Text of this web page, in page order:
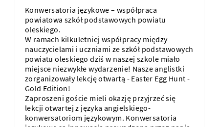
Konwersatoria językowe – współpraca
powiatowa szkół podstawowych powiatu
oleskiego.
W ramach kilkuletniej współpracy między
nauczycielami i uczniami ze szkół podstawowych
powiatu oleskiego dziś w naszej szkole miało
miejsce niezwykłe wydarzenie! Nasze anglistki
zorganizowały lekcję otwartą - Easter Egg Hunt -
Gold Edition!
Zaproszeni goście mieli okazję przyjrzeć się
lekcji otwartej z języka angielskiego-
konwersatoriom językowym. Konwersatoria